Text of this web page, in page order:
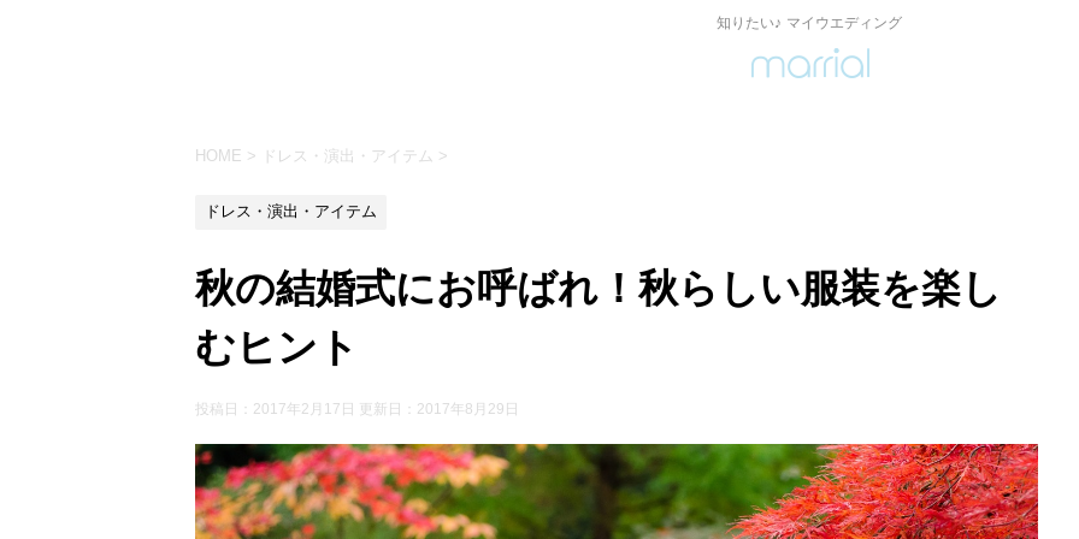
知りたい♪ マイウエディング
HOME > ドレス・演出・アイテム >
ドレス・演出・アイテム
秋の結婚式にお呼ばれ！秋らしい服装を楽し
むヒント
投稿日：2017年2月17日 更新日： 2017年8月29日